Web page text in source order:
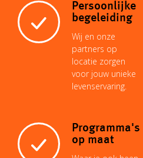
Persoonlijke
begeleiding
Wij en onze
partners op
locatie zorgen
voor jouw unieke
levenservaring.
Programma's
op maat